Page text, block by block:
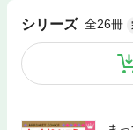
シリーズ 全26冊